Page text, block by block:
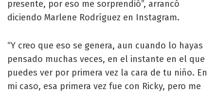
presente, por eso me sorprendió”, arrancó
diciendo Marlene Rodríguez en Instagram.
“Y creo que eso se genera, aun cuando lo hayas
pensado muchas veces, en el instante en el que
puedes ver por primera vez la cara de tu niño. En
mi caso, esa primera vez fue con Ricky, pero me